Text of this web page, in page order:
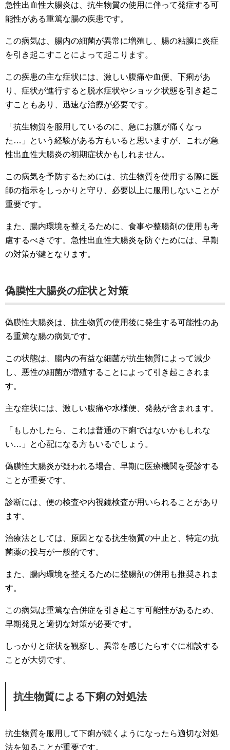
急性出血性大腸炎は、抗生物質の使用に伴って発症する可
能性がある重篤な腸の疾患です。
この病気は、腸内の細菌が異常に増殖し、腸の粘膜に炎症
を引き起こすことによって起こります。
この疾患の主な症状には、激しい腹痛や血便、下痢があ
り、症状が進行すると脱水症状やショック状態を引き起こ
すこともあり、迅速な治療が必要です。
「抗生物質を服用しているのに、急にお腹が痛くなっ
た…」という経験がある方もいると思いますが、これが急
性出血性大腸炎の初期症状かもしれません。
この病気を予防するためには、抗生物質を使用する際に医
師の指示をしっかりと守り、必要以上に服用しないことが
重要です。
また、腸内環境を整えるために、食事や整腸剤の使用も考
慮するべきです。急性出血性大腸炎を防ぐためには、早期
の対策が鍵となります。
偽膜性大腸炎の症状と対策
偽膜性大腸炎は、抗生物質の使用後に発生する可能性のあ
る重篤な腸の病気です。
この状態は、腸内の有益な細菌が抗生物質によって減少
し、悪性の細菌が増殖することによって引き起こされま
す。
主な症状には、激しい腹痛や水様便、発熱が含まれます。
「もしかしたら、これは普通の下痢ではないかもしれな
い…」と心配になる方もいるでしょう。
偽膜性大腸炎が疑われる場合、早期に医療機関を受診する
ことが重要です。
診断には、便の検査や内視鏡検査が用いられることがあり
ます。
治療法としては、原因となる抗生物質の中止と、特定の抗
菌薬の投与が一般的です。
また、腸内環境を整えるために整腸剤の併用も推奨されま
す。
この病気は重篤な合併症を引き起こす可能性があるため、
早期発見と適切な対策が必要です。
しっかりと症状を観察し、異常を感じたらすぐに相談する
ことが大切です。
抗生物質による下痢の対処法
抗生物質を服用して下痢が続くようになったら適切な対処
法を知ることが重要です。